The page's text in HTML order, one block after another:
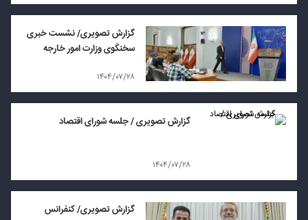
گزارش تصویری/ نشست خبری
سخنگوی وزارت امور خارجه
۱۴۰۴/۰۷/۲۸
گزارش تصویری / جلسه شورای اقتصاد
۱۴۰۴/۰۷/۲۸
گزارش تصویری/ کنفرانس